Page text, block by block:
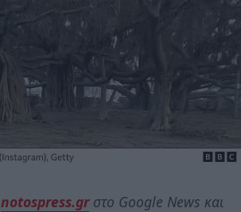
notospress.grστο Google News και